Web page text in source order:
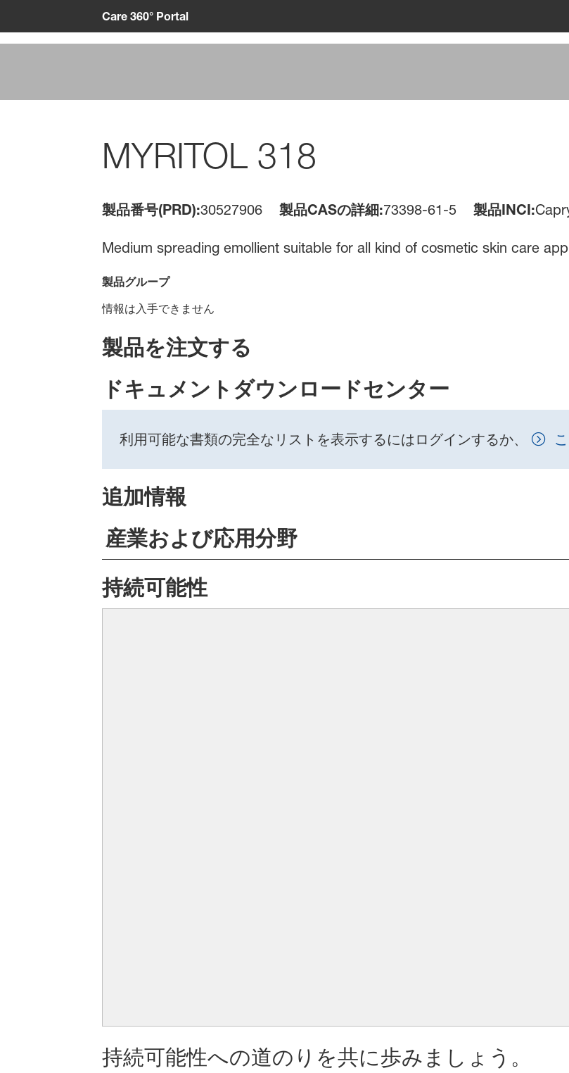
Care 360° Portal
MYRITOL 318
製品番号(PRD):30527906 製品CASの詳細:73398-61-5 製品INCI:
Medium spreading emollient suitable for all kind of cosmetic skin care
製品グループ
情報は入手できません
製品を注文する
ドキュメントダウンロードセンター
利用可能な書類の完全なリストを表示するにはログインするか、
追加情報
産業および応用分野
持続可能性
持続可能性への道のりを共に歩みましょう。